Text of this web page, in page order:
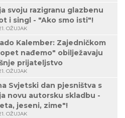
svoju razigranu glazbenu
i singl - "Ako smo isti"!
OŽUJAK
Kalember: Zajedničkom
nađemo" obilježavaju
prijateljstvo
OŽUJAK
Svjetski dan pjesništva s
novu autorsku skladbu -
jeseni, zime"!
OŽUJAK